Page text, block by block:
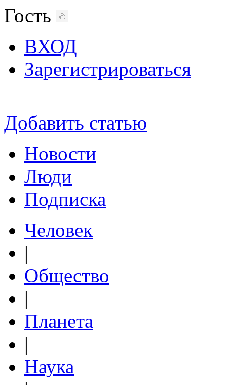
Гость
ВХОД
Зарегистрироваться
Добавить статью
Новости
Люди
Подписка
Человек
|
Общество
|
Планета
|
Наука